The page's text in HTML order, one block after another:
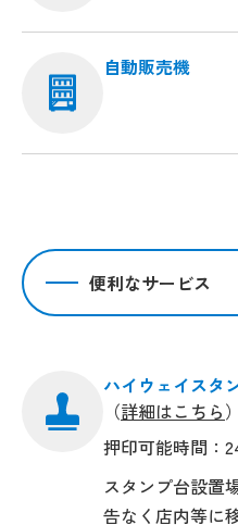
自動販売機
便利なサービス
ハイウェイスタ
（詳細はこちら）
押印可能時間：
スタンプ台設置
告なく店内等に